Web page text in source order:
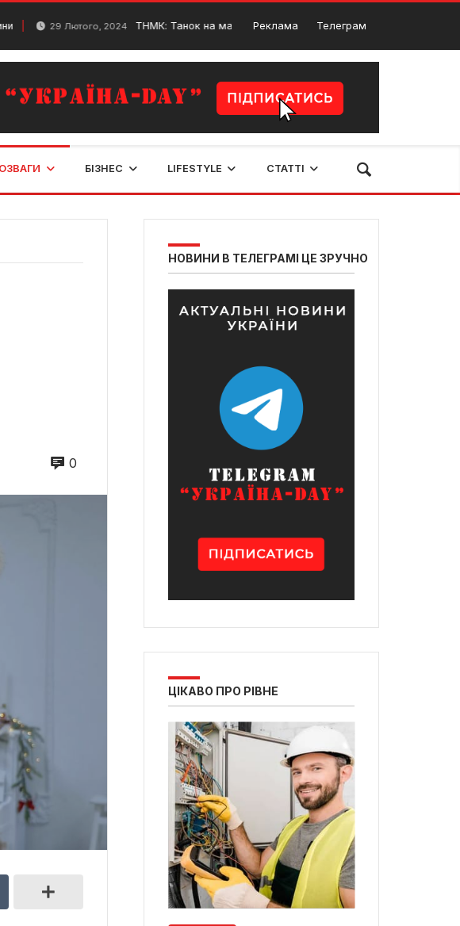
Лютого, 2024 ТНМК: Танок на майдані Конґо у Рівному 9 Вересня, 2024
Реклама Телеграм
БІЗНЕС LIFESTYLE СТАТТІ
0
НОВИНИ В ТЕЛЕГРАМІ ЦЕ ЗРУЧНО
ЦІКАВО ПРО РІВНЕ